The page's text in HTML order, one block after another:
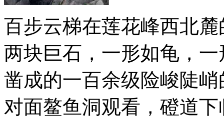
百步云梯在莲花峰西北
两块巨石，一形如龟，
凿成的一百余级险峻陡
对面鳌鱼洞观看，磴道